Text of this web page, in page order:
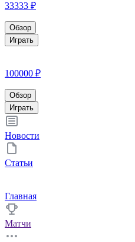
33333 ₽
Обзор
Играть
100000 ₽
Обзор
Играть
Новости
Статьи
Главная
Матчи